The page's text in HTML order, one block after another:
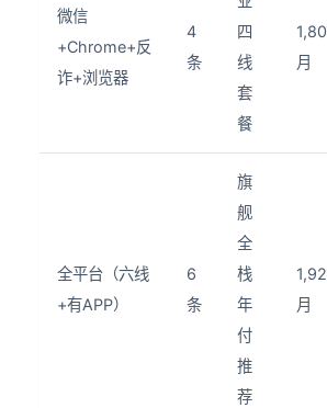
微信
+Chrome+反
诈+浏览器
4
条
四
线
套
餐
月
全平台（六线
+有APP）
6
条
旗
舰
全
栈
年
付
推
荐
月